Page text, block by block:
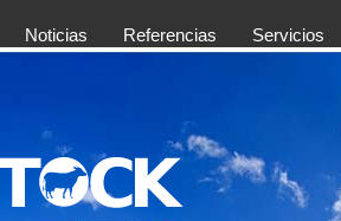
Noticias Referencias Servicios